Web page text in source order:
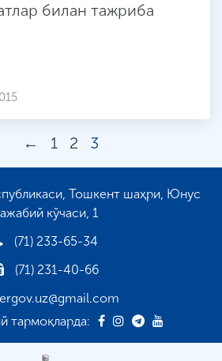
билан тажриба
← 1 2 3
Тошкент шаҳри, Юнус
кўчаси, 1
(71) 233-65-34
(71) 231-40-66
тармоқларда: